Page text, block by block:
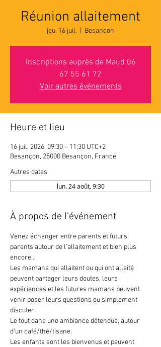
Réunion allaitement
jeu. 16 juil. Besançon
Inscriptions auprès de Maud 06
67 55 61 72
Voir autres événements
Heure et lieu
16 juil. 2026, 09:30 – 11:30 UTC+2
Besançon, 25000 Besançon, France
Autres dates
lun. 24 août, 9:30
À propos de l'événement
Venez échanger entre parents et futurs
parents autour de l’allaitement et bien plus
encore…
Les mamans qui allaitent ou qui ont allaité
peuvent partager leurs doutes, leurs
expériences et les futures mamans peuvent
venir poser leurs questions ou simplement
discuter.
Le tout dans une ambiance détendue, autour
d’un café/thé/tisane.
Les enfants sont les bienvenus et peuvent